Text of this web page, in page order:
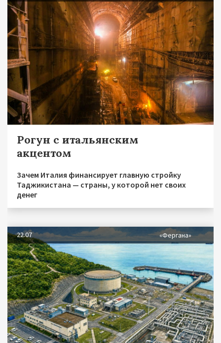
Рогун с итальянским
акцентом
Зачем Италия финансирует главную стройку
Таджикистана — страны, у которой нет своих
денег
22.07 «Фергана»